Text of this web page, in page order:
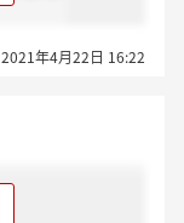
2021年4月22日 16:22